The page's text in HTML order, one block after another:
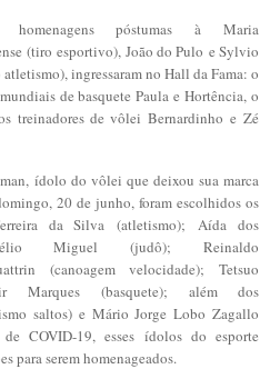
póstumas à Maria
(tiro esportivo), João do Pulo e Sylvio
ingressaram no Hall da Fama: o
de basquete Paula e Hortência, o
treinadores de vôlei Bernardinho e Zé
ídolo do vôlei que deixou sua marca
20 de junho, foram escolhidos os
da Silva (atletismo); Aída dos
Miguel (judô); Reinaldo
(canoagem velocidade); Tetsuo
Marques (basquete); além dos
saltos) e Mário Jorge Lobo Zagallo
COVID-19, esses ídolos do esporte
para serem homenageados.